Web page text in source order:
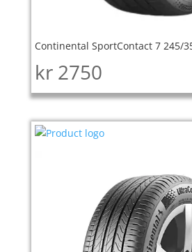
Continental SportContact 7 245/
kr 2750